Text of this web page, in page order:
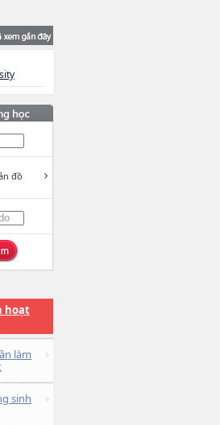
địa điểm
đồ
hoạt
làm
sinh